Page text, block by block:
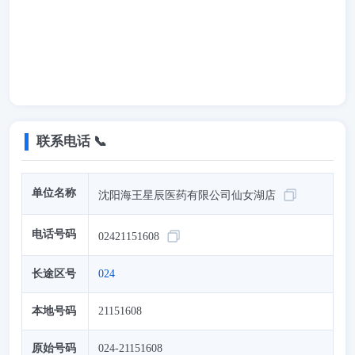
联系电话 📞
单位名称 沈阳海王星辰医药有限公司仙女湖店
电话号码 02421151608
长途区号 024
本地号码 21151608
原始号码 024-21151608